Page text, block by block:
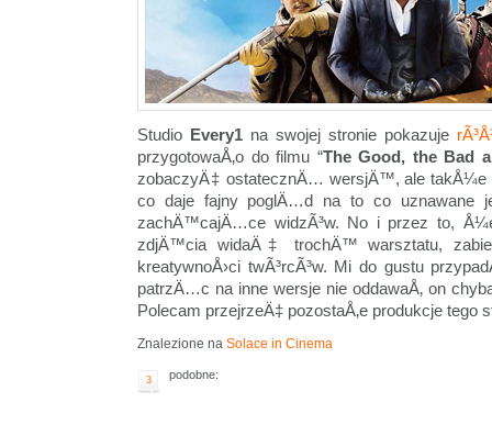
Studio Every1 na swojej stronie pokazuje
przygotowaÅ‚o do filmu “The Good, the Bad
zobaczyÄ‡ ostatecznÄ… wersjÄ™, ale takÅ¼e
co daje fajny poglÄ…d na to co uznawane
zachÄ™cajÄ…ce widzÃ³w. No i przez to,
zdjÄ™cia widaÄ‡ trochÄ™ warsztatu,
kreatywnoÅ›ci twÃ³rcÃ³w. Mi do gustu
patrzÄ…c na inne wersje nie oddawaÅ‚ on
Polecam przejrzeÄ‡ pozostaÅ‚e produkcje tego
Znalezione na Solace in Cinema
3 podobne: